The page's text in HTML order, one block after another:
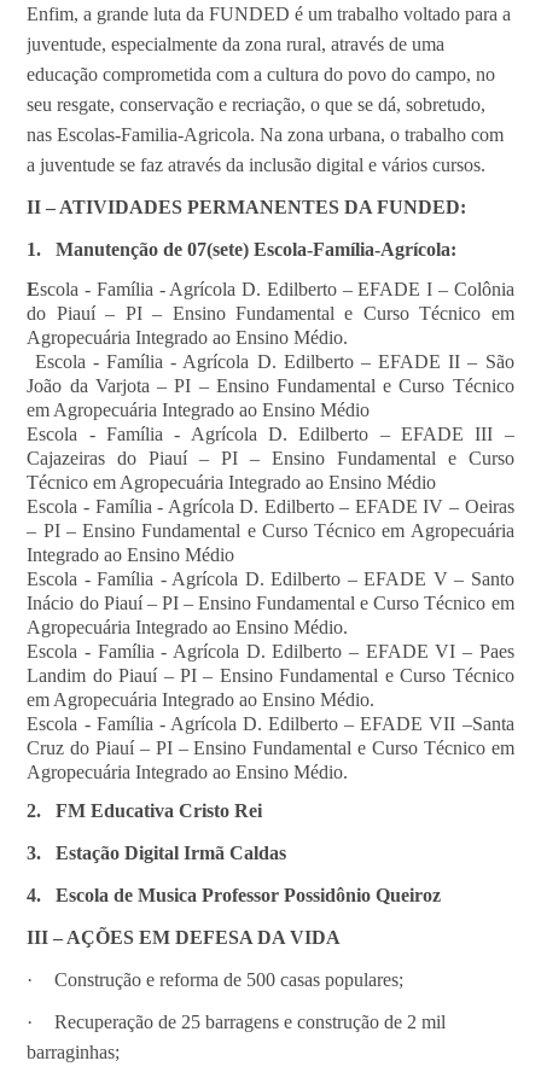
Enfim, a grande luta da FUNDED é um trabalho voltado para a
juventude, especialmente da zona rural, através de uma
educação comprometida com a cultura do povo do campo, no
seu resgate, conservação e recriação, o que se dá, sobretudo,
nas Escolas-Familia-Agricola. Na zona urbana, o trabalho com
a juventude se faz através da inclusão digital e vários cursos.
II – ATIVIDADES PERMANENTES DA FUNDED:
1.
Manutenção de 07(sete) Escola-Família-Agrícola:
Escola - Família - Agrícola D. Edilberto – EFADE I – Colônia
do Piauí – PI – Ensino Fundamental e Curso Técnico em
Agropecuária Integrado ao Ensino Médio.
Escola - Família - Agrícola D. Edilberto – EFADE II – São
João da Varjota – PI – Ensino Fundamental e Curso Técnico
em Agropecuária Integrado ao Ensino Médio
Escola - Família - Agrícola D. Edilberto – EFADE III –
Cajazeiras do Piauí – PI – Ensino Fundamental e Curso
Técnico em Agropecuária Integrado ao Ensino Médio
Escola - Família - Agrícola D. Edilberto – EFADE IV – Oeiras
– PI – Ensino Fundamental e Curso Técnico em Agropecuária
Integrado ao Ensino Médio
Escola - Família - Agrícola D. Edilberto – EFADE V – Santo
Inácio do Piauí – PI – Ensino Fundamental e Curso Técnico em
Agropecuária Integrado ao Ensino Médio.
Escola - Família - Agrícola D. Edilberto – EFADE VI – Paes
Landim do Piauí – PI – Ensino Fundamental e Curso Técnico
em Agropecuária Integrado ao Ensino Médio.
Escola - Família - Agrícola D. Edilberto – EFADE VII –Santa
Cruz do Piauí – PI – Ensino Fundamental e Curso Técnico em
Agropecuária Integrado ao Ensino Médio.
2.
FM Educativa Cristo Rei
3. Estação Digital Irmã Caldas
4. Escola de Musica Professor Possidônio Queiroz
III – AÇÕES EM DEFESA DA VIDA
· Construção e reforma de 500 casas populares;
·
Recuperação de 25 barragens e construção de 2 mil
barraginhas;